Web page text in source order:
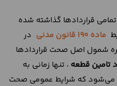
قراردادها گذاشته شده
ماده 190 قانون مدنی
در
شمول اصل صحت قراردادها
تامین قطعه ، تنها زمانی به
می‌شود که شرایط عمومی صحت